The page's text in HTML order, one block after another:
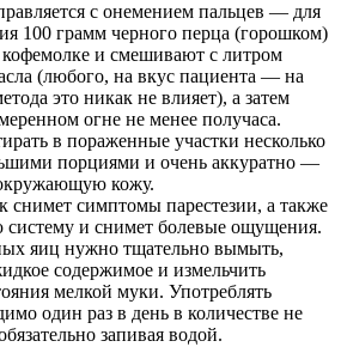
с онемением пальцев — для
100 грамм черного перца (горошком)
и смешивают с литром
(любого, на вкус пациента — на
это никак не влияет), а затем
огне не менее получаса.
в пораженные участки несколько
порциями и очень аккуратно —
кожу.
симптомы парестезии, а также
систему и снимет болевые ощущения.
яиц нужно тщательно вымыть,
содержимое и измельчить
мелкой муки. Употреблять
один раз в день в количестве не
запивая водой.